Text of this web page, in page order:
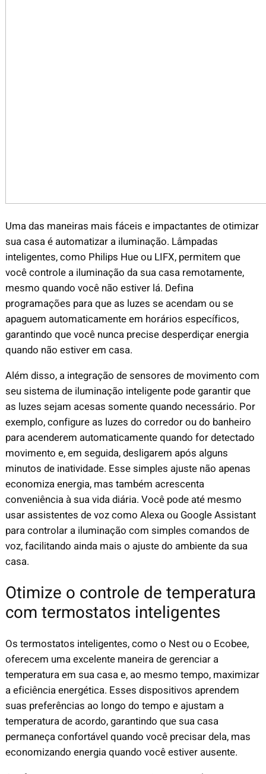
Uma das maneiras mais fáceis e impactantes de otimizar
sua casa é automatizar a iluminação. Lâmpadas
inteligentes, como Philips Hue ou LIFX, permitem que
você controle a iluminação da sua casa remotamente,
mesmo quando você não estiver lá. Defina
programações para que as luzes se acendam ou se
apaguem automaticamente em horários específicos,
garantindo que você nunca precise desperdiçar energia
quando não estiver em casa.
Além disso, a integração de sensores de movimento com
seu sistema de iluminação inteligente pode garantir que
as luzes sejam acesas somente quando necessário. Por
exemplo, configure as luzes do corredor ou do banheiro
para acenderem automaticamente quando for detectado
movimento e, em seguida, desligarem após alguns
minutos de inatividade. Esse simples ajuste não apenas
economiza energia, mas também acrescenta
conveniência à sua vida diária. Você pode até mesmo
usar assistentes de voz como Alexa ou Google Assistant
para controlar a iluminação com simples comandos de
voz, facilitando ainda mais o ajuste do ambiente da sua
casa.
Otimize o controle de temperatura
com termostatos inteligentes
Os termostatos inteligentes, como o Nest ou o Ecobee,
oferecem uma excelente maneira de gerenciar a
temperatura em sua casa e, ao mesmo tempo, maximizar
a eficiência energética. Esses dispositivos aprendem
suas preferências ao longo do tempo e ajustam a
temperatura de acordo, garantindo que sua casa
permaneça confortável quando você precisar dela, mas
economizando energia quando você estiver ausente.